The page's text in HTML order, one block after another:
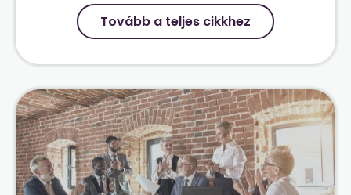
Tovább a teljes cikkhez